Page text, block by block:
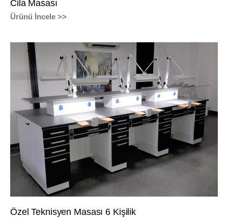
Cila Masası
Ürünü İncele >>
Özel Teknisyen Masası 6 Kişilik